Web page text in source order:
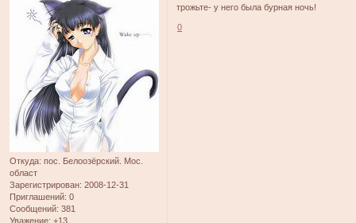
Откуда: пос. Белоозёрский. Мос.
област
Зарегистрирован: 2008-12-31
Приглашений: 0
Сообщений: 381
Уважение: +13
трожьте- у него была бурная ночь!
0